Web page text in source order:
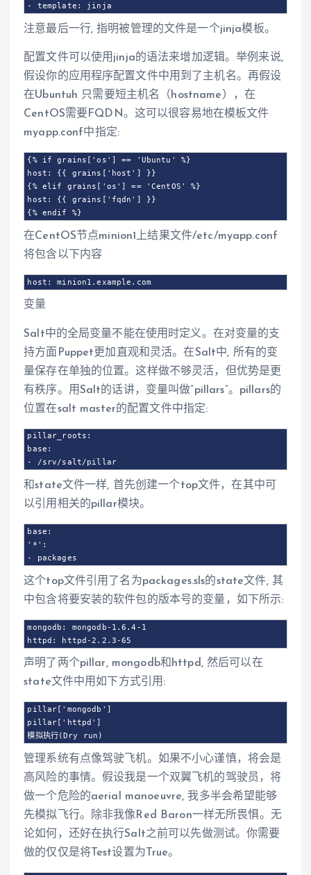
- template: jinja
注意最后一行, 指明被管理的文件是一个jinja模板。
配置文件可以使用jinja的语法来增加逻辑。举例来说,
假设你的应用程序配置文件中用到了主机名。再假设
在Ubuntuh 只需要短主机名（hostname），在
CentOS需要FQDN。这可以很容易地在模板文件
myapp.conf中指定:
{% if grains['os'] == 'Ubuntu' %}
host: {{ grains['host'] }}
{% elif grains['os'] == 'CentOS' %}
host: {{ grains['fqdn'] }}
{% endif %}
在CentOS节点minion1上结果文件/etc/myapp.conf
将包含以下内容
host: minion1.example.com
变量
Salt中的全局变量不能在使用时定义。在对变量的支
持方面Puppet更加直观和灵活。在Salt中, 所有的变
量保存在单独的位置。这样做不够灵活，但优势是更
有秩序。用Salt的话讲，变量叫做”pillars”。pillars的
位置在salt master的配置文件中指定:
pillar_roots:
base:
- /srv/salt/pillar
和state文件一样, 首先创建一个top文件，在其中可
以引用相关的pillar模块。
base:
'*':
- packages
这个top文件引用了名为packages.sls的state文件, 其
中包含将要安装的软件包的版本号的变量，如下所示:
mongodb: mongodb-1.6.4-1
httpd: httpd-2.2.3-65
声明了两个pillar, mongodb和httpd, 然后可以在
state文件中用如下方式引用:
pillar['mongodb']
pillar['httpd']
模拟执行(Dry run)
管理系统有点像驾驶飞机。如果不小心谨慎，将会是
高风险的事情。假设我是一个双翼飞机的驾驶员，将
做一个危险的aerial manoeuvre, 我多半会希望能够
先模拟飞行。除非我像Red Baron一样无所畏惧。无
论如何，还好在执行Salt之前可以先做测试。你需要
做的仅仅是将Test设置为True。